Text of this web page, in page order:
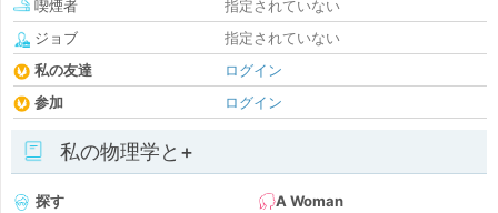
喫煙者
指定されていない
ジョブ
指定されていない
私の友達
ログイン
参加
ログイン
私の物理学と+
探す
A Woman